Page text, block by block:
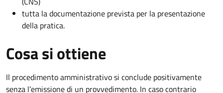
tutta la documentazione prevista per la presentazione
della pratica.
Cosa si ottiene
Il procedimento amministrativo si conclude positivamente
senza l’emissione di un provvedimento. In caso contrario